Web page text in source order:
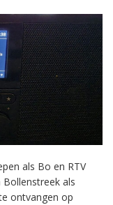
als Bo en RTV
als
ontvangen op